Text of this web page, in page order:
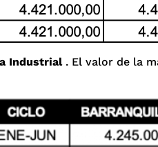
Industrial. El valor de la